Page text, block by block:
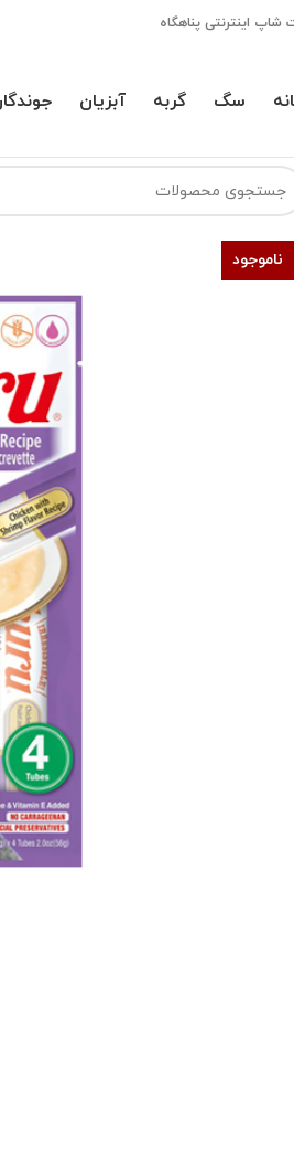
شاپ اینترنتی پناهگاه
سگ گربه آبزیان
ناموجود